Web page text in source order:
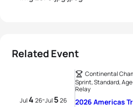
Related Event
Jul4 26-Jul 526
Continental
Sprint, Standard,
Relay
2026 Americas